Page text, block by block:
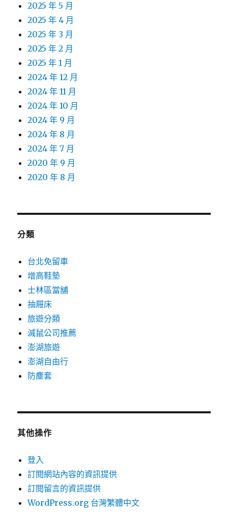
2025 年 5 月
2025 年 4 月
2025 年 3 月
2025 年 2 月
2025 年 1 月
2024 年 12 月
2024 年 11 月
2024 年 10 月
2024 年 9 月
2024 年 8 月
2024 年 7 月
2020 年 9 月
2020 年 8 月
分類
台北免留車
增高鞋墊
士林區當舖
抽屜床
旅遊分類
滅鼠公司推薦
澎湖旅遊
澎湖自由行
防塵套
其他操作
登入
訂閱網站內容的資訊提供
訂閱留言的資訊提供
WordPress.org 台灣繁體中文